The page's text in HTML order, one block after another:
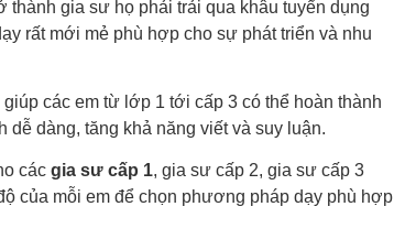
gia sư họ phải trải qua khâu tuyển dụng
rất mới mẻ phù hợp cho sự phát triển và nhu
các em từ lớp 1 tới cấp 3 có thể hoàn thành
dàng, tăng khả năng viết và suy luận.
các gia sư cấp 1, gia sư cấp 2, gia sư cấp 3
của mỗi em để chọn phương pháp dạy phù hợp